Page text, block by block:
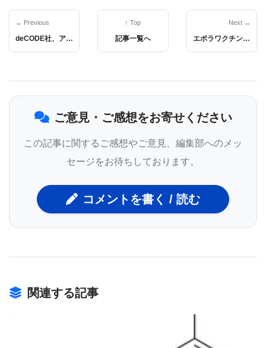
Reversal博士号課程研究生、John Garretsonは、
｢製薬会社は褐色脂肪組織をターゲットとしてこれを
る。
現行の研究で、通常は脳から発せられる交感神経系
の信号をまねる薬剤を使って褐色脂肪組織を活性化
すると、褐色脂肪は感覚神経を活性化して脳に応答
出ている感覚神経は直接の化学的活性化や熱生成に
Garretson氏は、｢褐色細胞組織から出ている感覚神
色脂肪は比較的新陳代謝に重要な能動的な器官であ
り、この研究で褐色脂肪細胞の情報伝達の経路を新
しく突き止めた。この研究から脂肪と脳の情報交換
← Previous
deCODE社、アイスランド住民の大規模ヒトゲノム・シーケンシングで成果
↑ Top
記事一覧へ
Next →
エボラワクチンの効果をカニクイザルで証明
ご意見・ご感想をお寄せください
この記事に関するご感想やご意見、編集部へのメッ
セージをお待ちしております。
コメントを書く / 読む
関連する記事